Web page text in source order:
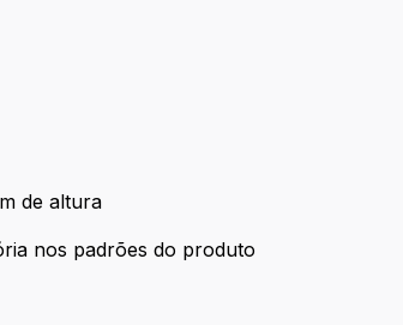
de altura
nos padrões do produto